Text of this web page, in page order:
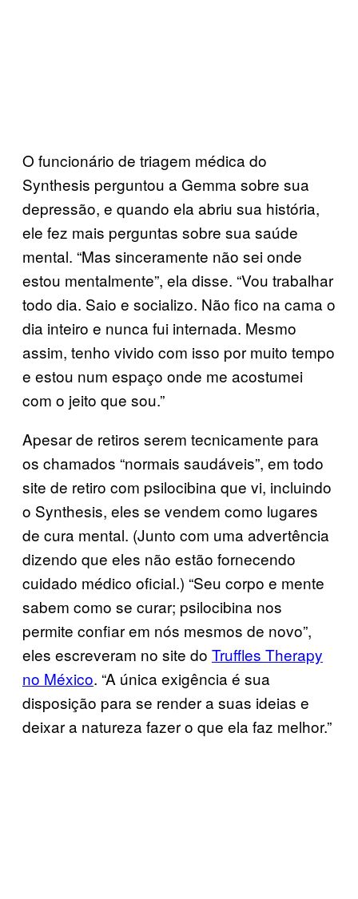
O funcionário de triagem médica do
Synthesis perguntou a Gemma sobre sua
depressão, e quando ela abriu sua história,
ele fez mais perguntas sobre sua saúde
mental. “Mas sinceramente não sei onde
estou mentalmente”, ela disse. “Vou trabalhar
todo dia. Saio e socializo. Não fico na cama o
dia inteiro e nunca fui internada. Mesmo
assim, tenho vivido com isso por muito tempo
e estou num espaço onde me acostumei
com o jeito que sou.”
Apesar de retiros serem tecnicamente para
os chamados “normais saudáveis”, em todo
site de retiro com psilocibina que vi, incluindo
o Synthesis, eles se vendem como lugares
de cura mental. (Junto com uma advertência
dizendo que eles não estão fornecendo
cuidado médico oficial.) “Seu corpo e mente
sabem como se curar; psilocibina nos
permite confiar em nós mesmos de novo”,
eles escreveram no site do Truffles Therapy
no México. “A única exigência é sua
disposição para se render a suas ideias e
deixar a natureza fazer o que ela faz melhor.”